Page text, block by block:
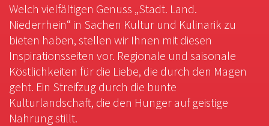
Welch vielfältigen Genuss „Stadt. Land.
Niederrhein“ in Sachen Kultur und Kulinarik zu
bieten haben, stellen wir Ihnen mit diesen
Inspirationsseiten vor. Regionale und saisonale
Köstlichkeiten für die Liebe, die durch den Magen
geht. Ein Streifzug durch die bunte
Kulturlandschaft, die den Hunger auf geistige
Nahrung stillt.